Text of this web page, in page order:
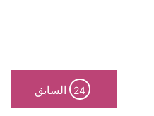
24 السابق